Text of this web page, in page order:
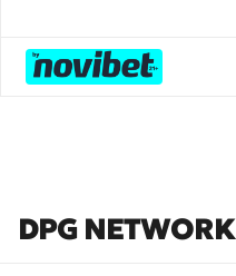
DPG NETWORK